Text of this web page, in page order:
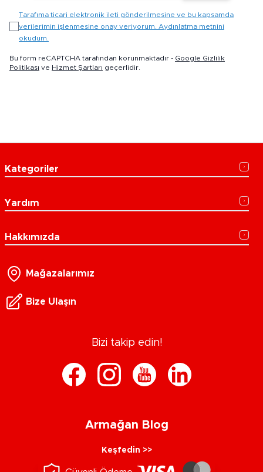
Tarafıma ticari elektronik ileti gönderilmesine ve bu kapsamda
verilerimin işlenmesine onay veriyorum. Aydınlatma metnini
okudum.
Bu form reCAPTCHA tarafından korunmaktadır - Google Gizlilik
Politikası ve Hizmet Şartları geçerlidir.
Kategoriler
Yardım
Hakkımızda
Mağazalarımız
Bize Ulaşın
Bizi takip edin!
Armağan Blog
Keşfedin >>